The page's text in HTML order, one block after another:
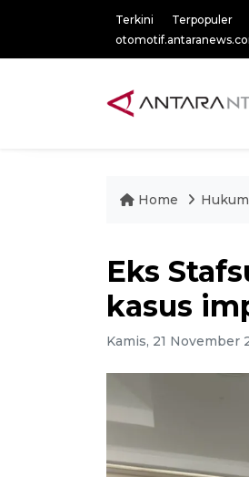
Terkini Terpopuler
Home
Eks
kasus
Kamis, 21 November